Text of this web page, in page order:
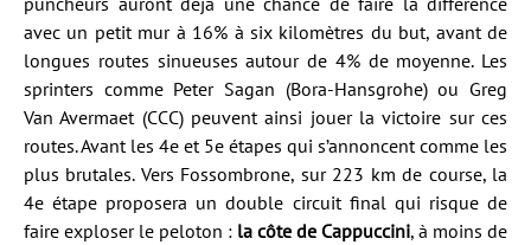
avec un petit mur à 16% à six kilomètres du but, avant de
longues routes sinueuses autour de 4% de moyenne. Les
sprinters comme Peter Sagan (Bora-Hansgrohe) ou Greg
Van Avermaet (CCC) peuvent ainsi jouer la victoire sur ces
routes. Avant les 4e et 5e étapes qui s’annoncent comme les
plus brutales. Vers Fossombrone, sur 223 km de course, la
4e étape proposera un double circuit final qui risque de
faire exploser le peloton : la côte de Cappuccini, à moins de